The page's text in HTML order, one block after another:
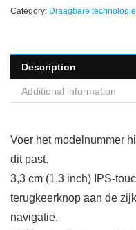
Category: Draagbare technologie
Description
Additional information
Voer het modelnummer
dit past.
3,3 cm (1,3 inch) IPS-
terugkeerknop aan de
navigatie.